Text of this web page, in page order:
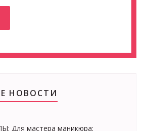
НОВОСТИ
Для мастера маникюра: